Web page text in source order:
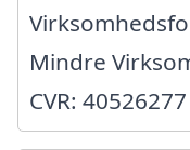
Mindre
CVR: 40526277